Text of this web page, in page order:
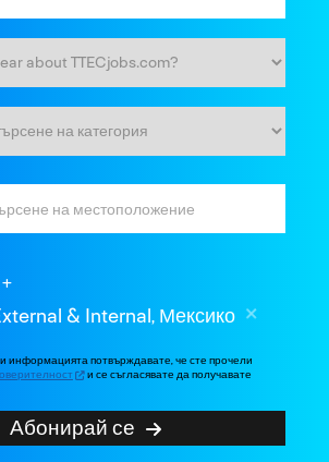
& Internal, Мексико
информацията потвърждавате, че сте прочели
и се съгласявате да получавате
Абонирай се